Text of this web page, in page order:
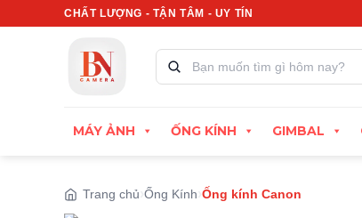
CHẤT LƯỢNG - TẬN TÂM - UY TÍN
Xuất hóa đơn VAT đầy đủ Thu cũ đổi
kiếm
MÁY ẢNH ỐNG KÍNH GIMBAL
Trang chủ Ống Kính Ống kính Canon